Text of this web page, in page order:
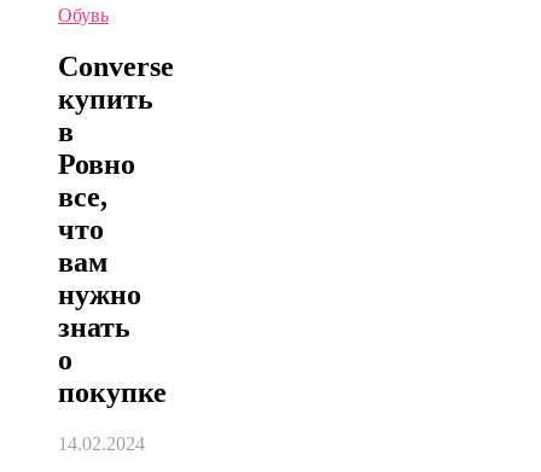
Обувь
Converse
купить
в
Ровно
все,
что
вам
нужно
знать
о
покупке
14.02.2024